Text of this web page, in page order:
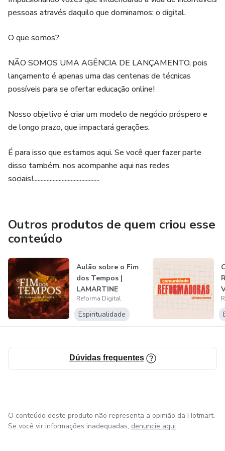
pessoas através daquilo que dominamos: o digital.
O que somos?
NÃO SOMOS UMA AGÊNCIA DE LANÇAMENTO, pois
lançamento é apenas uma das centenas de técnicas
possíveis para se ofertar educação online!
Nosso objetivo é criar um modelo de negócio próspero e
de longo prazo, que impactará gerações.
É para isso que estamos aqui. Se você quer fazer parte
disso também, nos acompanhe aqui nas redes
sociais!............................................
Outros produtos de quem criou esse
conteúdo
Aulão sobre o Fim
dos Tempos |
LAMARTINE
POSELLA
Reforma Digital
Espiritualidade
Dúvidas frequentes
O conteúdo deste produto não representa a opinião da Hotmart.
Se você vir informações inadequadas, denuncie aqui